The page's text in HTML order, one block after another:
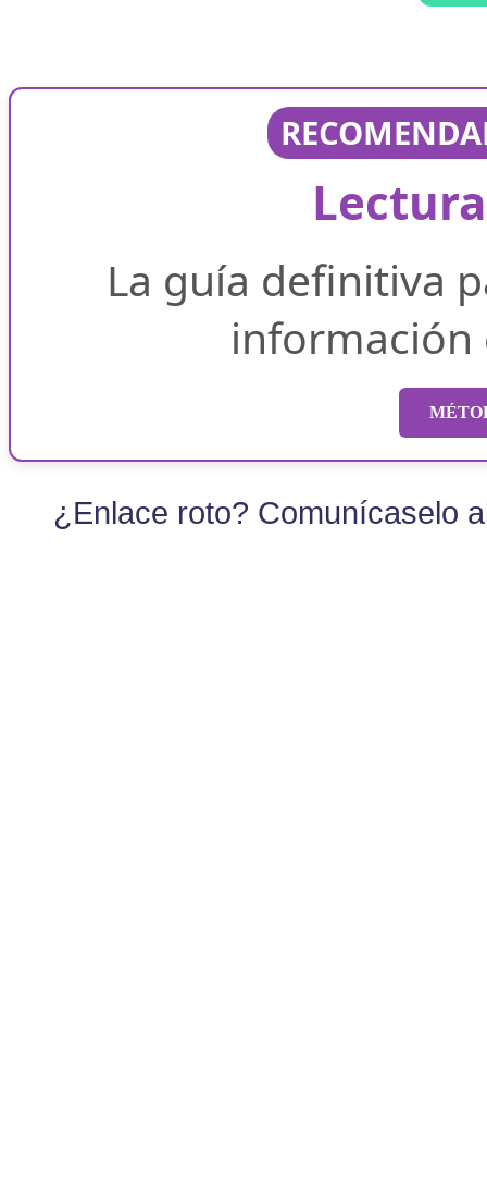
La guía definitiva
información
¿Enlace roto? Comunícaselo